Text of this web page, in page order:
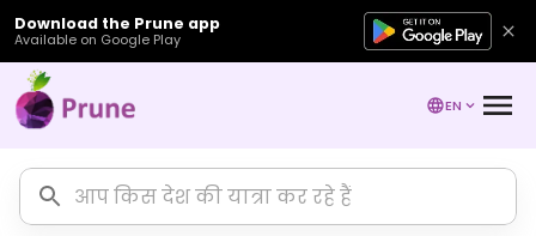
Download the Prune app
Available on Google Play
EN